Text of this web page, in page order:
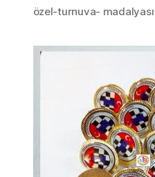
özel-turnuva- madalyası